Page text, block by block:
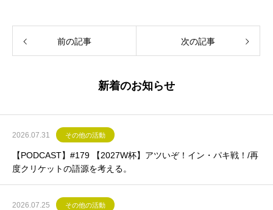
前の記事 次の記事
新着のお知らせ
2026.07.31 その他の活動
【PODCAST】#179 【2027W杯】アツいぞ！イン・パキ戦！/再
度クリケットの語源を考える。
2026.07.25 その他の活動